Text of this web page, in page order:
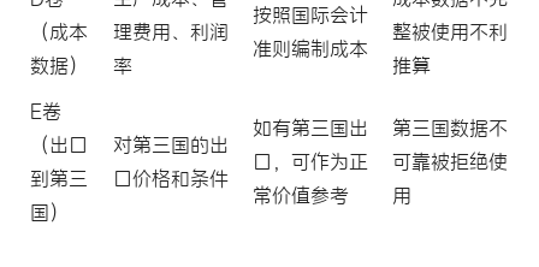
（成本
数据）
理费用、利润
率
按照国际会计
准则编制成本
整被使用不利
推算
E卷
（出口
到第三
国）
对第三国的出
口价格和条件
如有第三国出
口，可作为正
常价值参考
第三国数据不
可靠被拒绝使
用